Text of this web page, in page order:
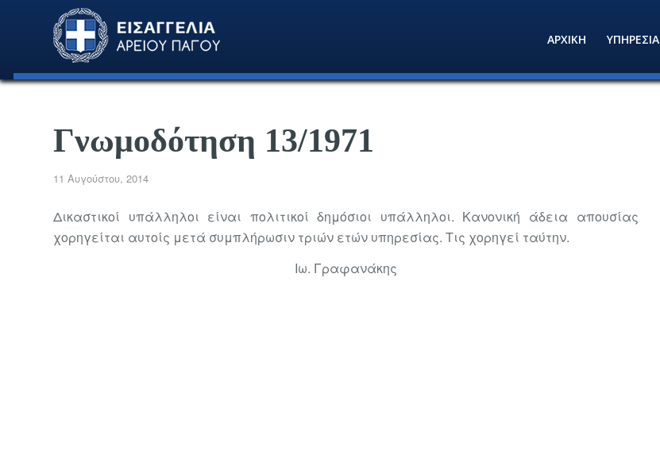
ΑΡΧΙΚΗ ΥΠΗΡΕΣΙΑ
Γνωμοδότηση 13/1971
11 Αυγούστου, 2014
Δικαστικοί υπάλληλοι είναι πολιτικοί δημόσιοι υπάλληλοι. Κανονική άδεια απουσίας
χορηγείται αυτοίς μετά συμπλήρωσιν τριών ετών υπηρεσίας. Τις χορηγεί ταύτην.
Ιω. Γραφανάκης